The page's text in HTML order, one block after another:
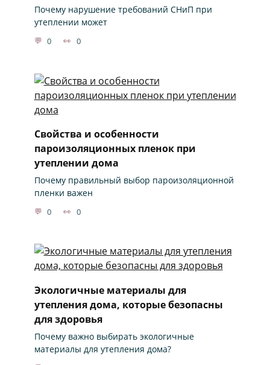
Почему нарушение требований СНиП при
утеплении может
0 0
Свойства и особенности
пароизоляционных пленок при
утеплении дома
Почему правильный выбор пароизоляционной
пленки важен
0 0
Экологичные материалы для
утепления дома, которые безопасны
для здоровья
Почему важно выбирать экологичные
материалы для утепления дома?